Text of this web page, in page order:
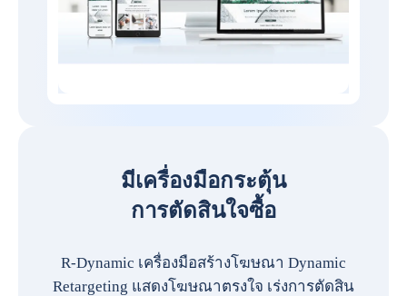
มีเครื่องมือกระตุ้น
การตัดสินใจซื้อ
R-Dynamic เครื่องมือสร้างโฆษณา Dynamic
Retargeting แสดงโฆษณาตรงใจ เร่งการตัดสิน